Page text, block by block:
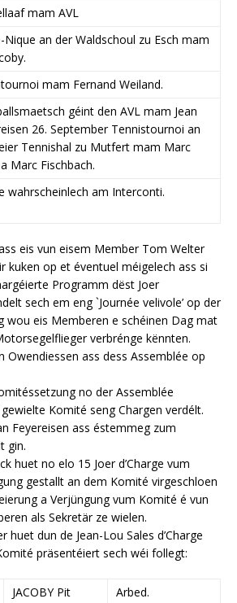
mam AVL
Nique an der Waldschoul zu Esch mam
mam Fernand Weiland.
géint den AVL mam Jean
26. September Tennistournoi an
Tennishal zu Mutfert mam Marc
Marc Fischbach.
wahrscheinlech am Interconti.
eis vun eisem Member Tom Welter
kuken op et éventuel méigelech ass si
Programm dëst Joer
sech em eng `Journée velivole’ op der
wou eis Memberen e schéinen Dag mat
verbrénge kënnten.
Owendiessen ass dess Assemblée op
no der Assemblée
Komité seng Chargen verdélt.
Feyereisen ass éstemmeg zum
gin.
huet no elo 15 Joer d’Charge vum
gestallt an dem Komité virgeschloen
a Verjüngung vum Komité é vun
als Sekretär ze wielen.
huet dun de Jean-Lou Sales d’Charge
präsentéiert sech wéi follegt:
JACOBY Pit Arbed.